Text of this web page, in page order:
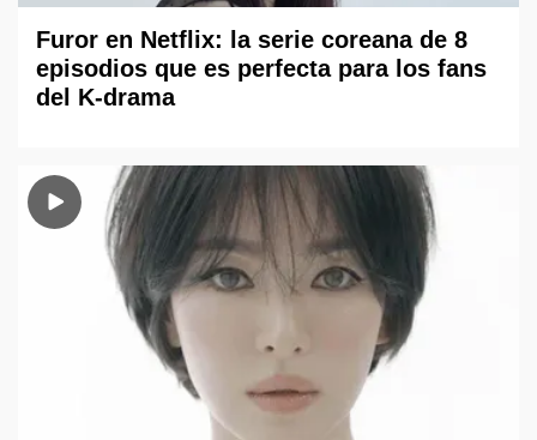
Furor en Netflix: la serie coreana de 8
episodios que es perfecta para los fans
del K-drama